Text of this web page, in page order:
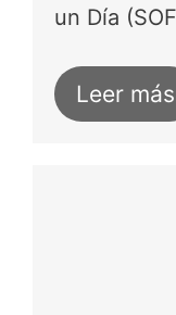
un Día
Leer más